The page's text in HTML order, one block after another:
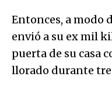
Entonces, a modo
envió a su ex mil
puerta de su casa
llorado durante